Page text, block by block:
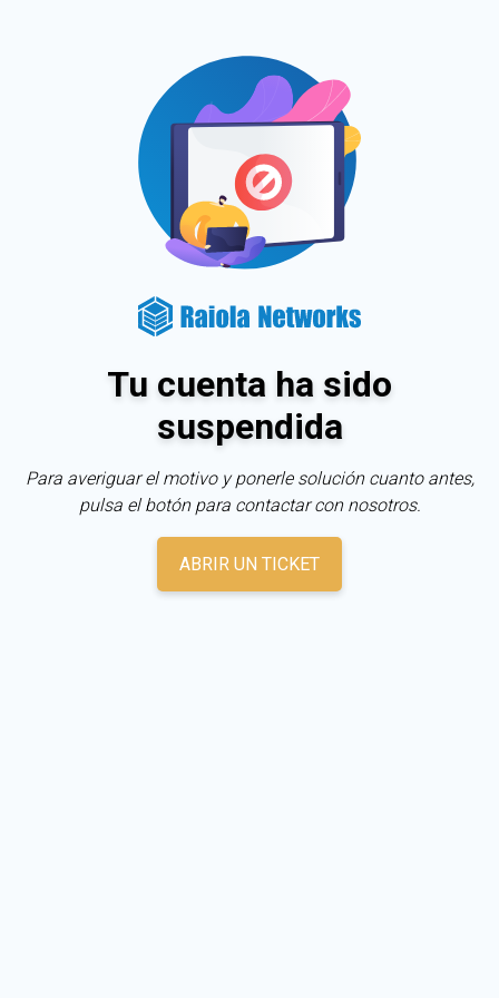
Tu cuenta ha sido
suspendida
Para averiguar el motivo y ponerle solución cuanto antes,
pulsa el botón para contactar con nosotros.
ABRIR UN TICKET